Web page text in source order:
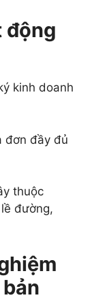
động
kinh doanh
đơn đầy đủ
thuộc
đường,